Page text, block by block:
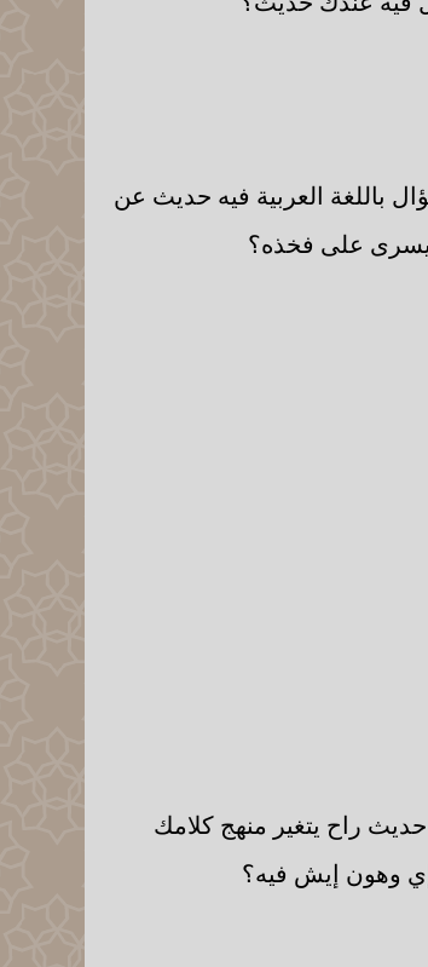
باللغة العربية فيه حديث عن
على فخذه؟
راح يتغير منهج كلامك
وهون إيش فيه؟